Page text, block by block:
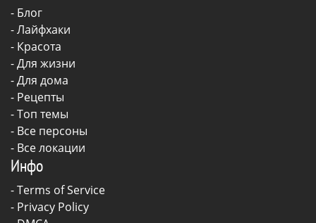
- Блог
-Лайфхаки
- Красота
-Для жизни
-Для дома
- Рецепты
- Топ темы
- Все персоны
- Все локации
Инфо
-Terms of Service
- Privacy Policy